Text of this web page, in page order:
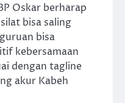
Oskar berharap
bisa saling
bisa
kebersamaan
dengan tagline
akur Kabeh